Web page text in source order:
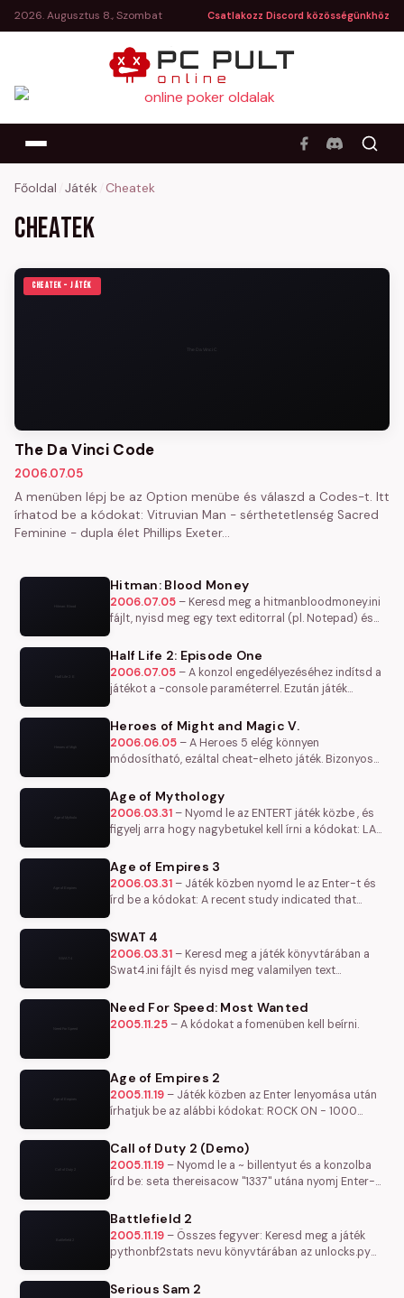
2026. Augusztus 8., Szombat Csatlakozz Discord közösségünkhöz
Főoldal Játék Cheatek
Cheatek
CHEATEK – JÁTÉK
The Da Vinci Code
2006.07.05
A menüben lépj be az Option menübe és válaszd a Codes-t. Itt
írhatod be a kódokat: Vitruvian Man - sérthetetlenség Sacred
Feminine - dupla élet Phillips Exeter…
Hitman: Blood Money
2006.07.05 – Keresd meg a hitmanbloodmoney.ini
fájlt, nyisd meg egy text editorral (pl. Notepad) és
C lenyomásával elő…
Half Life 2: Episode One
2006.07.05 –A konzol engedélyezéséhez indítsd a
játékot a -console paraméterrel. Ezután játék
billentyűzeten: 0) és a megjelenő…
Heroes of Might and Magic V.
2006.06.05 –A Heroes 5 elég könnyen
módosítható, ezáltal cheat-elheto játék. Bizonyos
megoldhatunk egy-egy pályát.
Age of Mythology
2006.03.31 – Nyomd le az ENTERT játék közbe , és
figyelj arra hogy nagybetukel kell írni a kódokat: LAY
1000 aranyat kapsz…
Age of Empires 3
2006.03.31 – Játék közben nyomd le az Enter-t és
írd be a kódokat: A recent study indicated that
meghízik a térképen (?) Give…
SWAT 4
2006.03.31 – Keresd meg a játék könyvtárában a
Swat4.ini fájlt és nyisd meg valamilyen text
EnableDevTools=False értéket módosítsd…
Need For Speed: Most Wanted
2005.11.25 –A kódokat a fomenüben kell beírni.
Age of Empires 2
2005.11.19 – Játék közben az Enter lenyomása után
írhatjuk be az alábbi kódokat: ROCK ON - 1000
arany CHEESE STEAK JIMMY'S -…
Call of Duty 2 (Demo)
2005.11.19 – Nyomd le a ~ billentyut és a konzolba
írd be: seta thereisacow "1337" utána nyomj Enter-t,
engedélyezte a cheat…
Battlefield 2
2005.11.19 – Összes fegyver: Keresd meg a játék
pythonbf2stats nevu könyvtárában az unlocks.py
módosítsd ezt:…
Serious Sam 2